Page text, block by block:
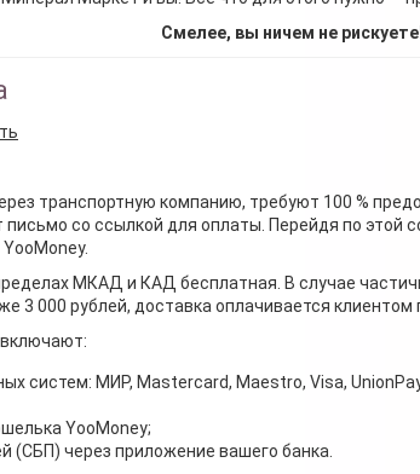
Смелее, вы ничем не
транспортную компанию, требуют 100 %
письмо со ссылкой для оплаты. Перейдя по
МКАД и КАД бесплатная. В случае
3 000 рублей, доставка оплачивается
систем: МИР, Mastercard, Maestro, Visa,
YooMoney;
(СБП) через приложение вашего банка.